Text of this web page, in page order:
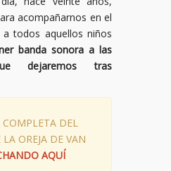
acompañarnos en el
todos aquellos niños
banda sonora a las
dejaremos tras
DEL
OREJA DE VAN
AQUÍ